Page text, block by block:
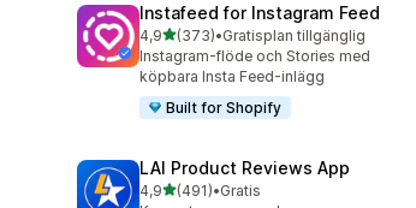
Instafeed for Instagram Feed
4,9av 5 stjärnor
(373)
373 recensioner totalt
•Gratisplan tillgänglig
Instagram-flöde och Stories med
köpbara Insta Feed-inlägg
Built for Shopify
LAI Product Reviews App
4,9av 5 stjärnor
(491)
491 recensioner totalt
•Gratis